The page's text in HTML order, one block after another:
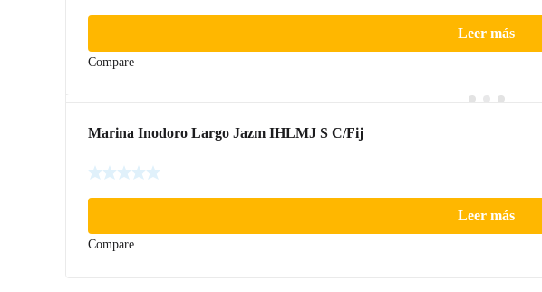
Leer más
Compare
Marina Inodoro Largo Jazm IHLMJ S C/Fij
Leer más
Compare